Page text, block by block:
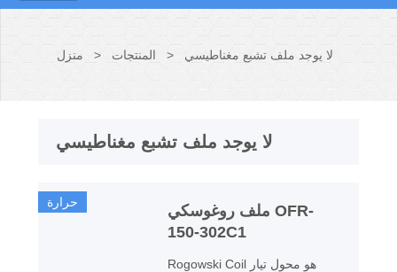
منزل > المنتجات > لا يوجد ملف تشبع مغناطيسي
لا يوجد ملف تشبع مغناطيسي
حرارة
ملف روغوسكي OFR-
150-302C1
Rogowski Coil هو محول تيار